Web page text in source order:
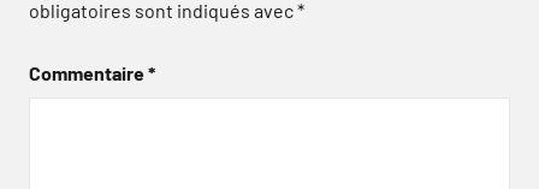
obligatoires sont indiqués avec*
Commentaire*